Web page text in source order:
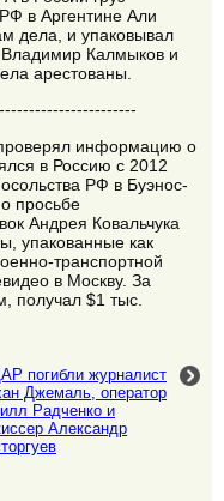
в Аргентине Али
дела, и упаковывал
Калмыков и
арестованы.
информацию о
в Россию с 2012
РФ в Буэнос-
просьбе
Андрея Ковальчука
упакованные как
транспортной
в Москву. За
получал $1 тыс.
погибли журналист
Джемаль, оператор
Радченко и
Александр